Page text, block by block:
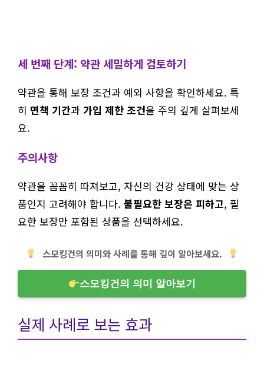
세 번째 단계: 약관 세밀하게 검토하기
약관을 통해 보장 조건과 예외 사항을 확인하세요. 특
히 면책 기간과 가입 제한 조건을 주의 깊게 살펴보세
요.
주의사항
약관을 꼼꼼히 따져보고, 자신의 건강 상태에 맞는 상
품인지 고려해야 합니다. 불필요한 보장은 피하고, 필
요한 보장만 포함된 상품을 선택하세요.
스모킹건의 의미와 사례를 통해 깊이 알아보세요.
스모킹건의 의미 알아보기
실제 사례로 보는 효과